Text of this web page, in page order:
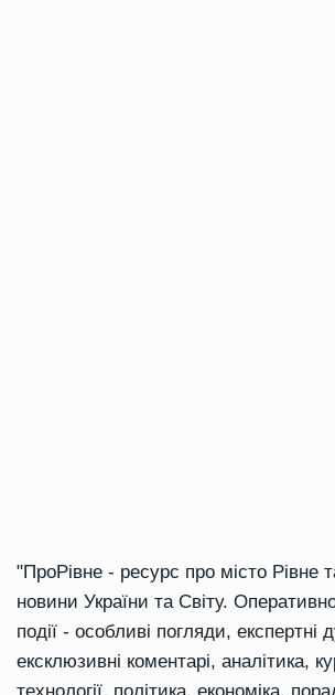
"ПроРівне - ресурс про місто Рівне
новини України та Світу.
події - особливі погляди, експертні
ексклюзивні коментарі, аналітика,